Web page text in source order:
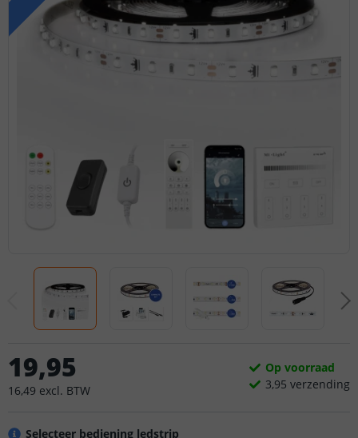
Selecteer bediening ledstrip
19,95
16,49 excl. BTW
Op voorraad
3,95 verzending